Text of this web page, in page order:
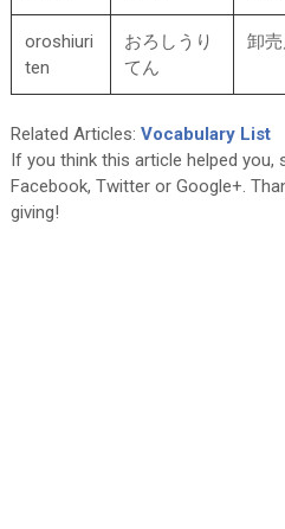
oroshiuri
ten
おろしうり
てん
卸
Related Articles: Vocabulary List
If you think this article helped you,
Facebook, Twitter or Google+.
giving!